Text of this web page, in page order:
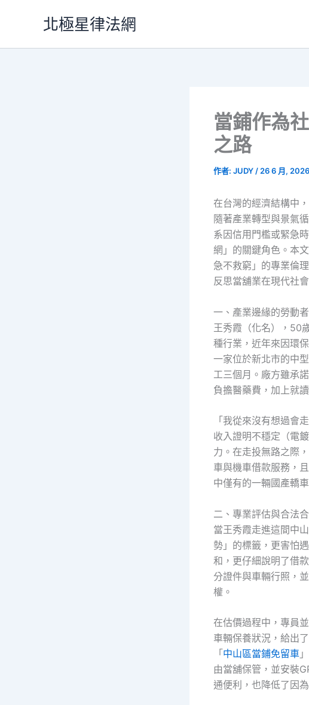
北極星律法網
當鋪作為
之路
作者: JUDY / 26 6 月, 2026
在台灣的經濟結構中
隨著產業轉型與景氣
系因信用門檻或緊急
網」的關鍵角色。本
急不救窮」的專業倫
反思當舖業在現代社
一、產業邊緣的勞動
王秀霞（化名），50
種行業，近年來因環
一家位於新北市的中
工三個月。廠方雖承
負擔醫藥費，加上就
「我從來沒有想過會
收入證明不穩定（電
力。在走投無路之際
車與機車借款服務，
中僅有的一輛國產轎
二、專業評估與合法
當王秀霞走進這間中
勢」的標籤，更害怕
和，更仔細說明了借
分證件與車輛行照，
權。
在估價過程中，專員
車輛保養狀況，給出
「 中山區當鋪免留車
由當舖保管，並安裝
通便利，也降低了因